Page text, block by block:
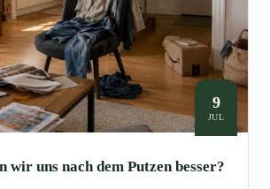
9
JUL
wir uns nach dem Putzen besser?